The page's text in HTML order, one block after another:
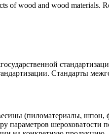
of wood and wood materials.
Стандарты
(пиломатериалы,